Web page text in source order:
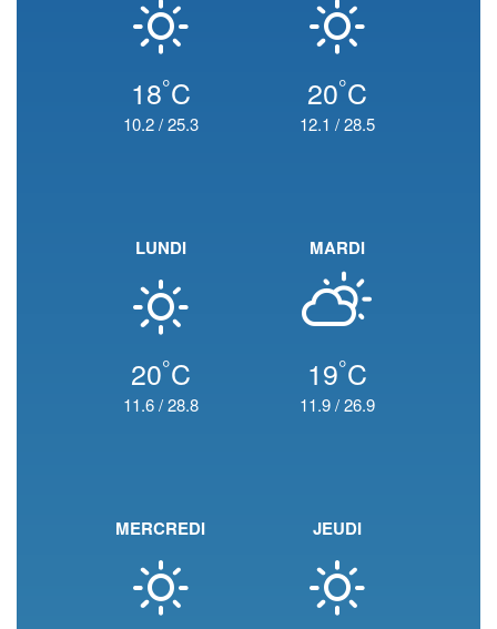
18°C
10.2/25.3
20°C
12.1 /28.5
LUNDI
20°C
11.6/28.8
MARDI
19°C
11.9/26.9
MERCREDI JEUDI